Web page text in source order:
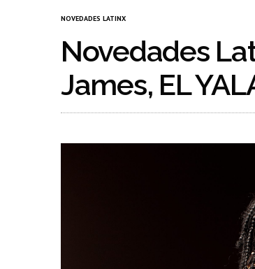
NOVEDADES LATINX
Novedades
James, EL